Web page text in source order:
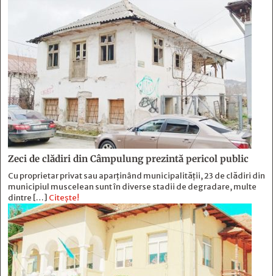
Zeci de clădiri din Câmpulung prezintă pericol public
Cu proprietar privat sau aparținând municipalității, 23 de clădiri din
municipiul muscelean sunt în diverse stadii de degradare, multe
dintre […] Citește!